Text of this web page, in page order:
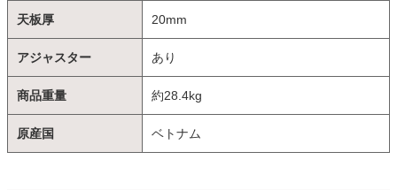
天板厚 20mm
アジャスター あり
商品重量 約28.4kg
原産国 ベトナム